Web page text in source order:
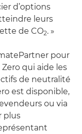
d’options
leurs
de CO2. »
pour
qui aide les
de neutralité
est disponible,
ou via
plus